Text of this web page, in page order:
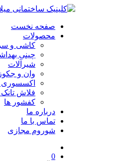
صفحه نخست
محصولات
کاشی و
چینی
شیرآلات
وان و
اکسسوری
فلاش تانک
کفشور ها
درباره ما
تماس با ما
شوروم مجازی
0